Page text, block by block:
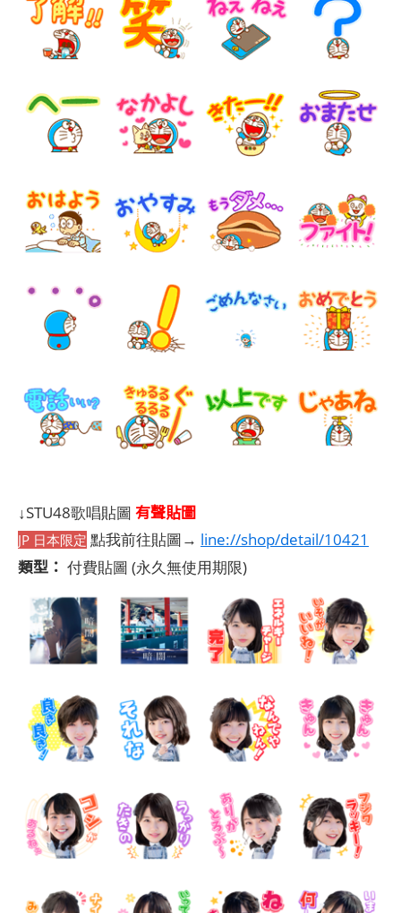
↓STU48歌唱貼圖 有聲貼圖
JP 日本限定 點我前往貼圖→ line://shop/detail/10421
類型： 付費貼圖 (永久無使用期限)